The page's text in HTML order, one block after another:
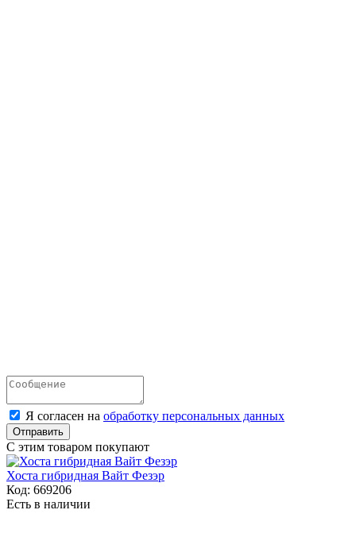
Я согласен на обработку персональных данных
Отправить
С этим товаром покупают
Хоста гибридная Вайт Фезэр
Код: 669206
Есть в наличии